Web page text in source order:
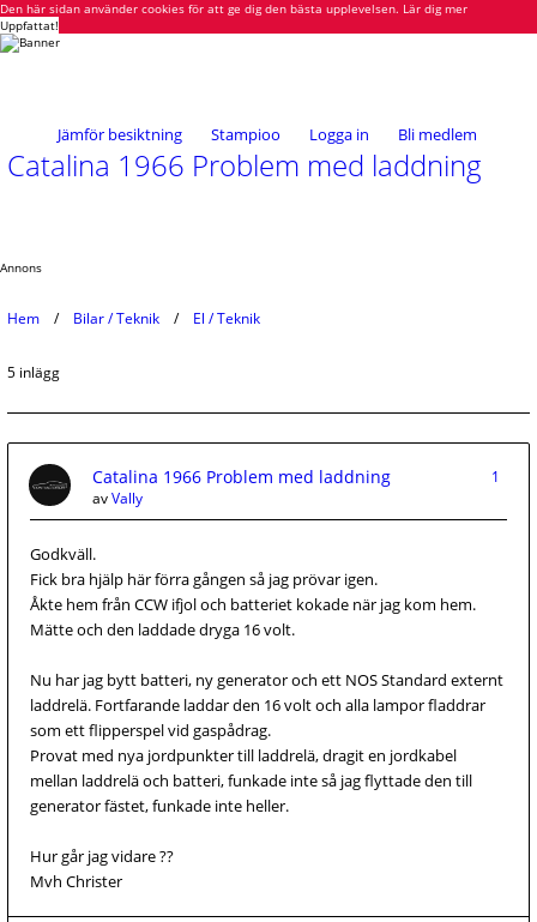
Den här sidan använder cookies för att ge dig den bästa upplevelsen. Lär dig mer
Uppfattat!
Jämför besiktning Stampioo Logga in Bli medlem
Catalina 1966 Problem med laddning
Annons
Hem Bilar / Teknik El / Teknik
5 inlägg
Catalina 1966 Problem med laddning
1
avVally
Godkväll.
Fick bra hjälp här förra gången så jag prövar igen.
Åkte hem från CCW ifjol och batteriet kokade när jag kom hem.
Mätte och den laddade dryga 16 volt.
Nu har jag bytt batteri, ny generator och ett NOS Standard externt
laddrelä. Fortfarande laddar den 16 volt och alla lampor fladdrar
som ett flipperspel vid gaspådrag.
Provat med nya jordpunkter till laddrelä, dragit en jordkabel
mellan laddrelä och batteri, funkade inte så jag flyttade den till
generator fästet, funkade inte heller.
Hur går jag vidare ??
Mvh Christer